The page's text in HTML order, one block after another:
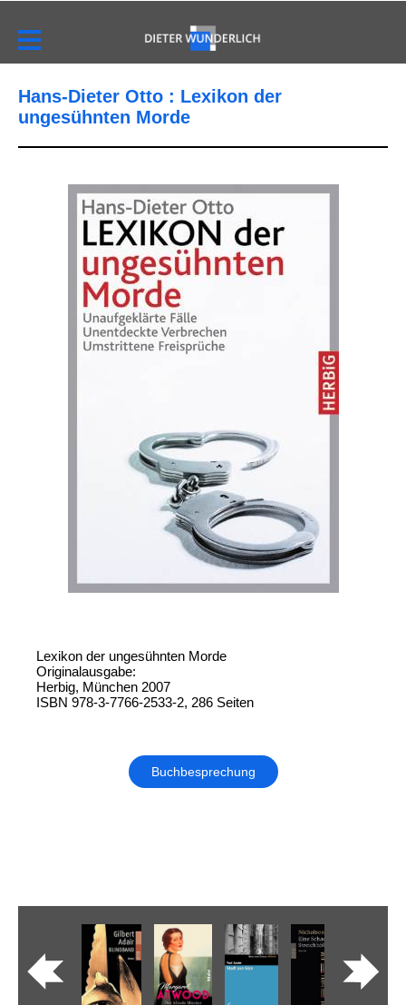
Hans-Dieter Otto : Lexikon der
ungesühnten Morde
Lexikon der ungesühnten Morde
Originalausgabe:
Herbig, München 2007
ISBN 978-3-7766-2533-2, 286 Seiten
Buchbesprechung